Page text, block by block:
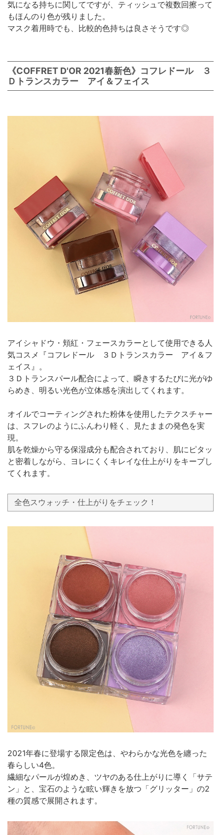
気になる持ちに関してですが、ティッシュで複数回擦って
もほんのり色が残りました。
マスク着用時でも、比較的色持ちは良さそうです◎
《COFFRET D'OR 2021春新色》コフレドール ３
Ｄトランスカラー アイ＆フェイス
アイシャドウ・頬紅・フェースカラーとして使用できる人
気コスメ『コフレドール ３Ｄトランスカラー アイ＆フ
ェイス』。
３Ｄトランスパール配合によって、瞬きするたびに光がゆ
らめき、明るい光色が立体感を演出してくれます。
オイルでコーティングされた粉体を使用したテクスチャー
は、スフレのようにふんわり軽く、見たままの発色を実
現。
肌を乾燥から守る保湿成分も配合されており、肌にピタッ
と密着しながら、ヨレにくくキレイな仕上がりをキープし
てくれます。
全色スウォッチ・仕上がりをチェック！
2021年春に登場する限定色は、やわらかな光色を纏った
春らしい4色。
繊細なパールが煌めき、ツヤのある仕上がりに導く「サテ
ン」と、宝石のような眩い輝きを放つ「グリッター」の2
種の質感で展開されます。